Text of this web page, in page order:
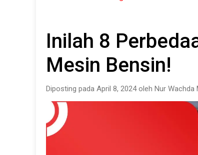
Inilah 8
Mesin Bensin!
Diposting pada April 8, 2024 oleh Nur Wachda